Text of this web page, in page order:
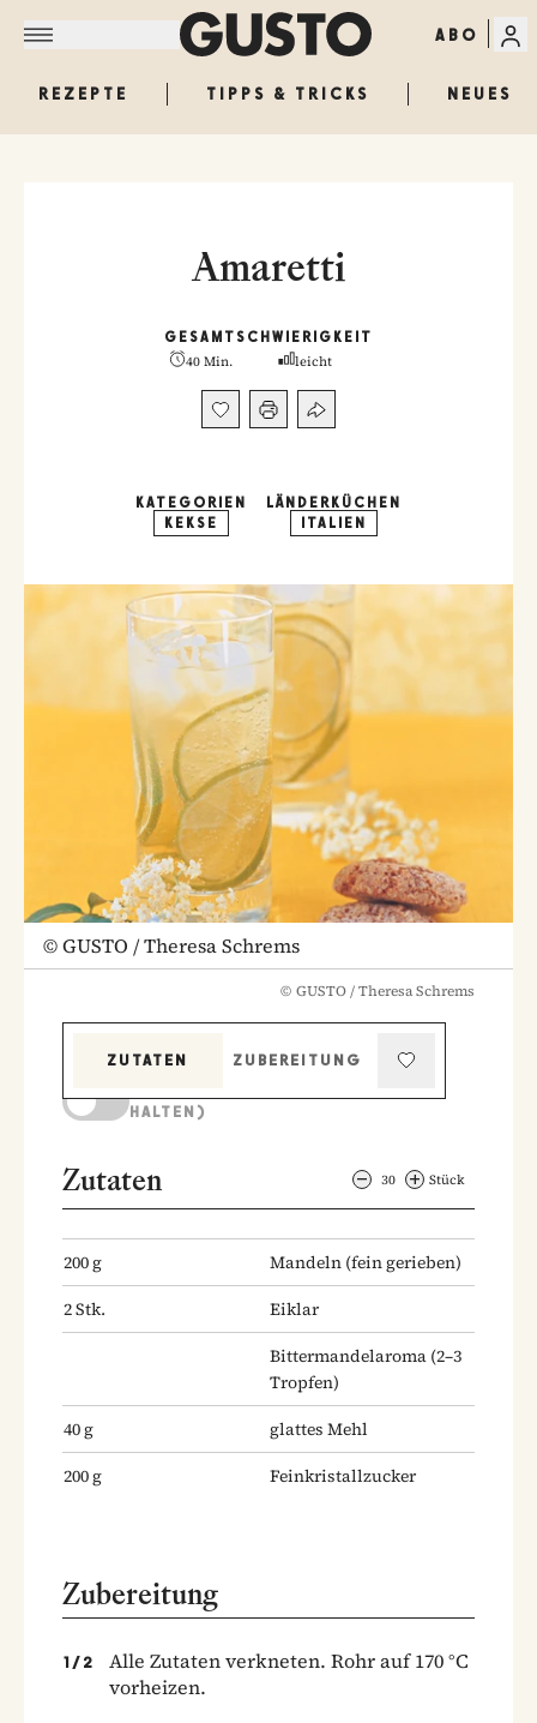
ABO
REZEPTE TIPPS & TRICKS NEUES
Amaretti
GESAMT
40 Min.
SCHWIERIGKEIT
leicht
KATEGORIEN
KEKSE
LÄNDERKÜCHEN
ITALIEN
©GUSTO / Theresa Schrems
© GUSTO / Theresa Schrems
ZUTATEN
ZUBEREITUNG
HALTEN)
Zutaten 30 Stück
200g Mandeln (fein gerieben)
2Stk.
Eiklar
Bittermandelaroma (2–3
Tropfen)
40g
glattes Mehl
200g Feinkristallzucker
Zubereitung
1 / 2
Alle Zutaten verkneten. Rohr auf 170 °C
vorheizen.